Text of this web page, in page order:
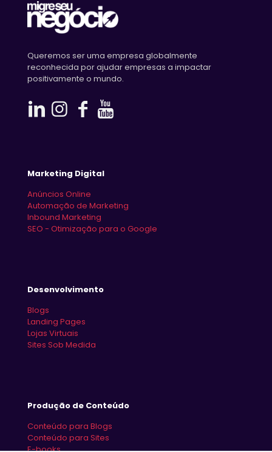
Queremos ser uma empresa globalmente
reconhecida por ajudar empresas a impactar
positivamente o mundo.
Marketing Digital
Anúncios Online
Automação de Marketing
Inbound Marketing
SEO - Otimização para o Google
Desenvolvimento
Blogs
Landing Pages
Lojas Virtuais
Sites Sob Medida
Produção de Conteúdo
Conteúdo para Blogs
Conteúdo para Sites
E-books